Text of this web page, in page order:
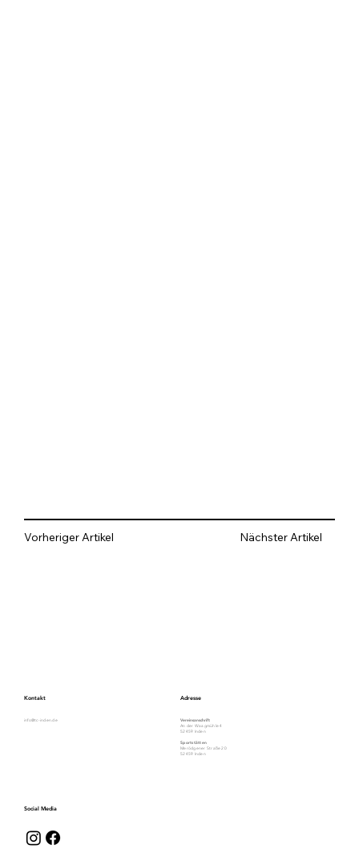
Vorheriger Artikel Nächster Artikel
Kontakt
info@tc-inden.de
Adresse
Vereinsanschrift
An der Waagmühle 4
52459 Inden
Sportstätten
Merödgener Straße 20
52459 Inden
Social Media